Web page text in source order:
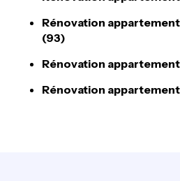
Rénovation
(93)
Rénovation
Rénovation